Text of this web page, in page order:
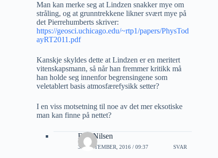
Man kan merke seg at Lindzen snakker mye om
stråling, og at grunntrekkene likner svært mye på
det Pierrehumberts skriver:
https://geosci.uchicago.edu/~rtp1/papers/PhysTod
ayRT2011.pdf
Kanskje skyldes dette at Lindzen er en meritert
vitenskapsmann, så når han fremmer kritikk må
han holde seg innenfor begrensingene som
veletablert basis atmosfærefysikk setter?
I en viss motsetning til noe av det mer eksotiske
man kan finne på nettet?
Erik Nilsen
30 SEPTEMBER, 2016 / 09:37 SVAR